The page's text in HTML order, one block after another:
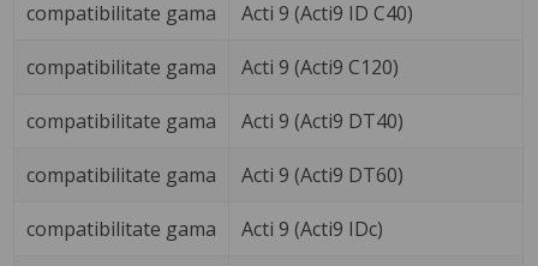
compatibilitate gama Acti 9 (Acti9 ID C40)
compatibilitate gama Acti 9 (Acti9 C120)
compatibilitate gama Acti 9 (Acti9 DT40)
compatibilitate gama Acti 9 (Acti9 DT60)
compatibilitate gama Acti 9 (Acti9 IDc)